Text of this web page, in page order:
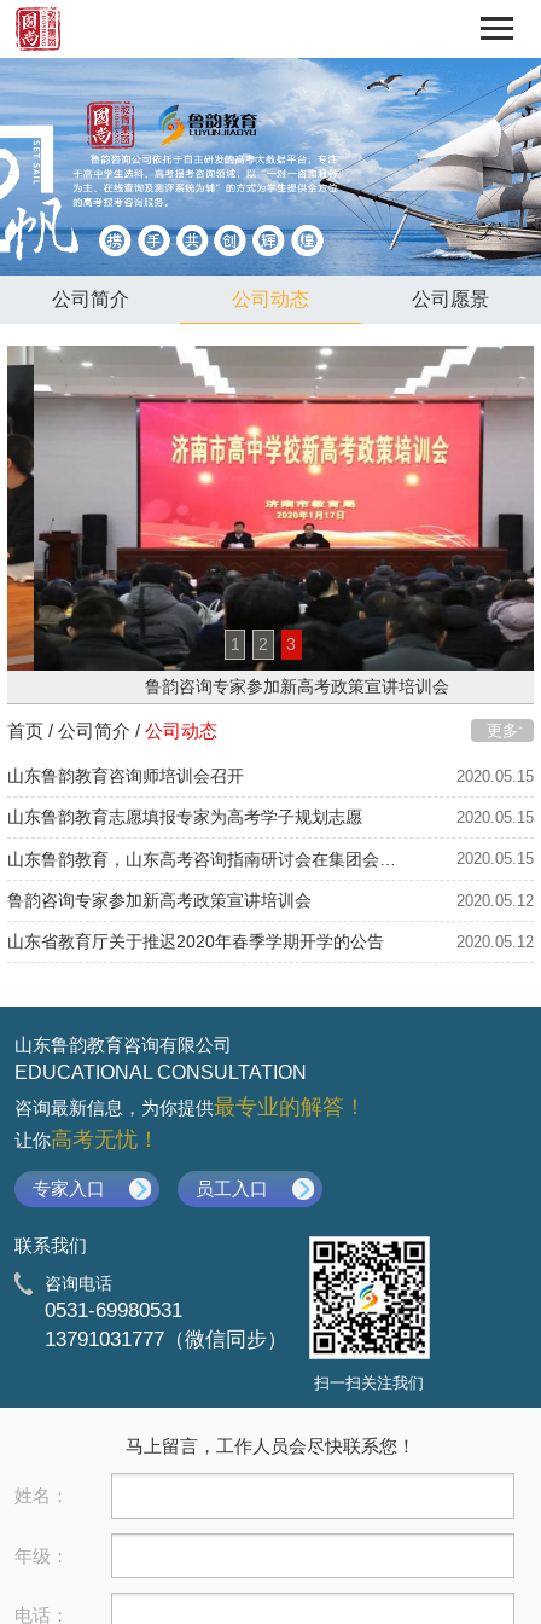
公司简介 公司动态 公司愿景
鲁韵咨询专家参加新高考政策宣讲培训会
1 2 3
首页 / 公司简介 / 公司动态 更多 +
山东鲁韵教育咨询师培训会召开 2020.05.15
山东鲁韵教育志愿填报专家为高考学子规划志愿 2020.05.15
2020.05.15
鲁韵咨询专家参加新高考政策宣讲培训会 2020.05.12
山东省教育厅关于推迟2020年春季学期开学的公告 2020.05.12
山东鲁韵教育咨询有限公司
EDUCATIONAL CONSULTATION
咨询最新信息，为你提供最专业的解答！
让你高考无忧！
专家入口 员工入口
联系我们
咨询电话
0531-69980531
13791031777（微信同步）
扫一扫关注我们
马上留言，工作人员会尽快联系您！
姓名：
年级：
电话：